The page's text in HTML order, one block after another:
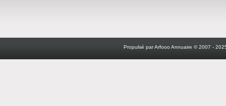
Propulsé par Arfooo Annuaire © 2007 -